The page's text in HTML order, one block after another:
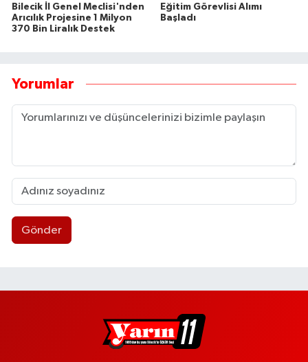
Bilecik İl Genel Meclisi'nden
Arıcılık Projesine 1 Milyon
370 Bin Liralık Destek
Eğitim Görevlisi Alımı
Başladı
Yorumlar
Gönder